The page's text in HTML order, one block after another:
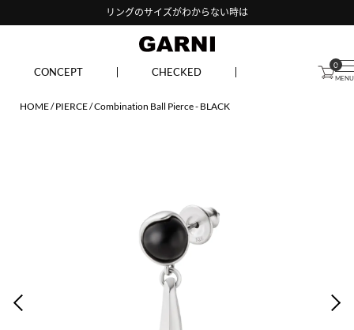
リングのサイズがわからない時は
CONCEPT CHECKED
0
HOME PIERCE Combination Ball Pierce - BLACK
PREV